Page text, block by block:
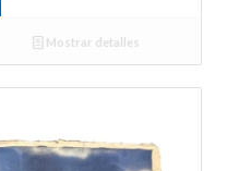
Mostrar detalles